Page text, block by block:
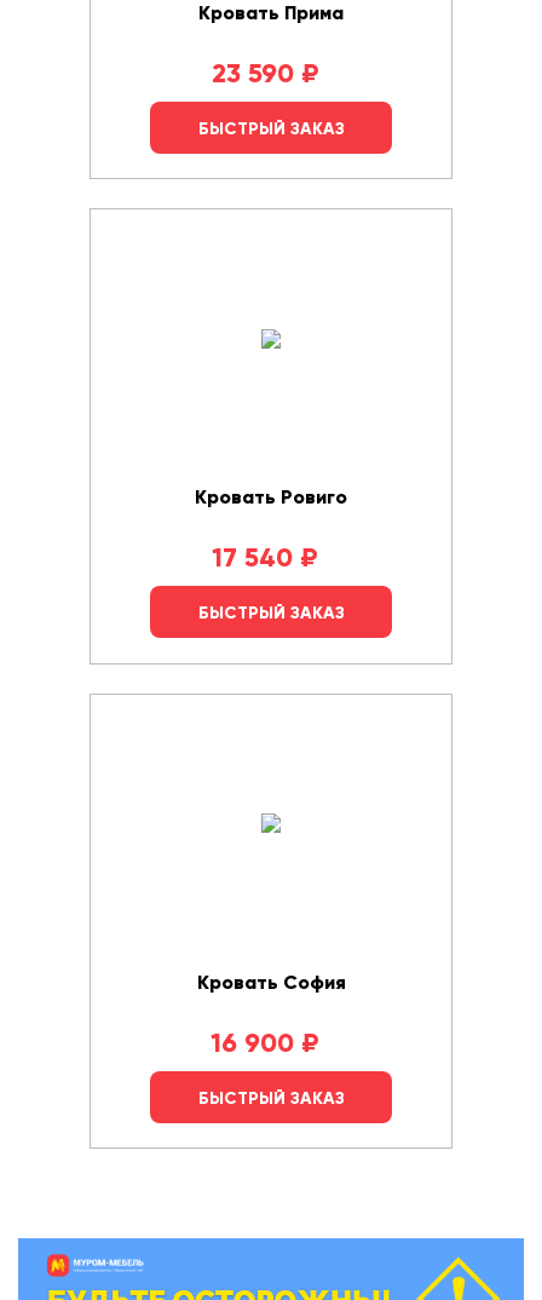
Кровать Прима
23 590 ₽
БЫСТРЫЙ ЗАКАЗ
Кровать Ровиго
17 540 ₽
БЫСТРЫЙ ЗАКАЗ
Кровать София
16 900 ₽
БЫСТРЫЙ ЗАКАЗ